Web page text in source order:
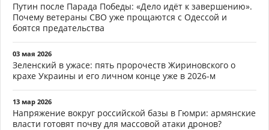
Путин после Парада Победы: «Дело идёт к завершению».
Почему ветераны СВО уже прощаются с Одессой и
боятся предательства
03 мая 2026
Зеленский в ужасе: пять пророчеств Жириновского о
крахе Украины и его личном конце уже в 2026-м
13 мар 2026
Напряжение вокруг российской базы в Гюмри: армянские
власти готовят почву для массовой атаки дронов?